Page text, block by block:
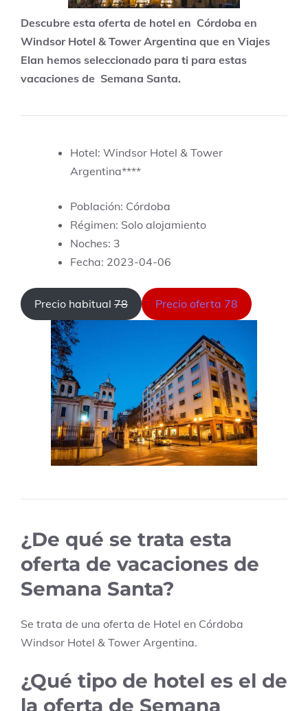
Descubre esta oferta de hotel en Córdoba en
Windsor Hotel & Tower Argentina que en Viajes
Elan hemos seleccionado para ti para estas
vacaciones de Semana Santa.
Hotel: Windsor Hotel & Tower
Argentina****
Población: Córdoba
Régimen: Solo alojamiento
Noches: 3
Fecha: 2023-04-06
Precio habitual 78 Precio oferta 78
¿De qué se trata esta
oferta de vacaciones de
Semana Santa?
Se trata de una oferta de Hotel en Córdoba
Windsor Hotel & Tower Argentina.
¿Qué tipo de hotel es el de
la oferta de Semana